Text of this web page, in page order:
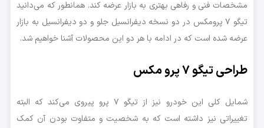
مشخصات فنی و رفاهی بهتری به بازار عرضه کند. همانطور که می‌دانید
تیگو ۷ پرومکس در دو نسخه دیفرانسیل جلو و دو دیفرانسیل به بازار
عرضه شده است که در ادامه با هر دو این محصولات آشنا خواهیم شد.
طراحی تیگو ۷ پرو مکس
شمایل کلی این خودرو نیز از تیگو ۷ پرو پیروی می‌کند که البته
تغییراتی نیز داشته است که به شخصیت و متفاوت بودن آن کمک